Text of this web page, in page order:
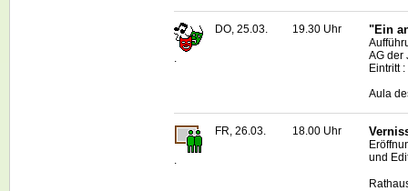
DO, 25.03. 19.30 Uhr "Ein
AG der
Eintritt
Aula
.
FR, 26.03. 18.00 Uhr
und